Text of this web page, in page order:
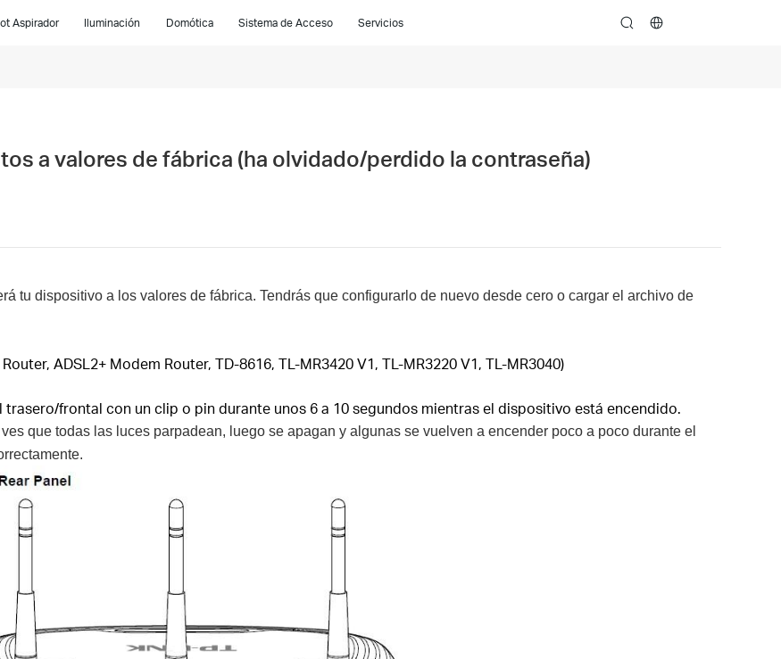
Aspirador Iluminación Domótica Sistema de Acceso Servicios search
a valores de fábrica (ha olvidado/perdido la contraseña)
tu dispositivo a los valores de fábrica. Tendrás que configurarlo de nuevo desde cero o cargar el archivo de
ADSL2+ Modem Router, TD-8616, TL-MR3420 V1, TL-MR3220 V1, TL-MR3040)
trasero/frontal con un clip o pin durante unos 6 a 10 segundos mientras el dispositivo está encendido.
que todas las luces parpadean, luego se apagan y algunas se vuelven a encender poco a poco durante el